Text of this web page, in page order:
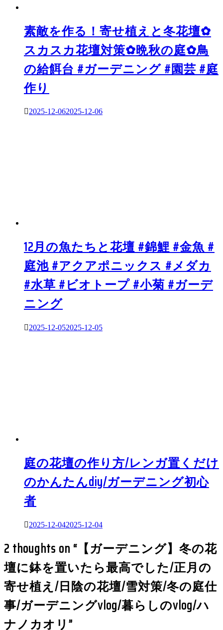
素敵を作る！寄せ植えと冬花壇✿
スカスカ花壇対策✿晩秋の庭✿鳥
の給餌台 #ガーデニング #園芸 #庭
作り
2025-12-062025-12-06
12月の魚たちと花壇 #錦鯉 #金魚 #
庭池 #アクアポニックス #メダカ
#水草 #ビオトープ #小菊 #ガーデ
ニング
2025-12-052025-12-05
庭の花壇の作り方/レンガ置くだけ
のかんたんdiy/ガーデニング初心
者
2025-12-042025-12-04
2 thoughts on “ 【ガーデニング】冬の花
壇に鉢を置いたら最高でした/正月の
寄せ植え/日陰の花壇/雪対策/冬の庭仕
事/ガーデニングvlog/暮らしのvlog/ハ
ナノカオリ”